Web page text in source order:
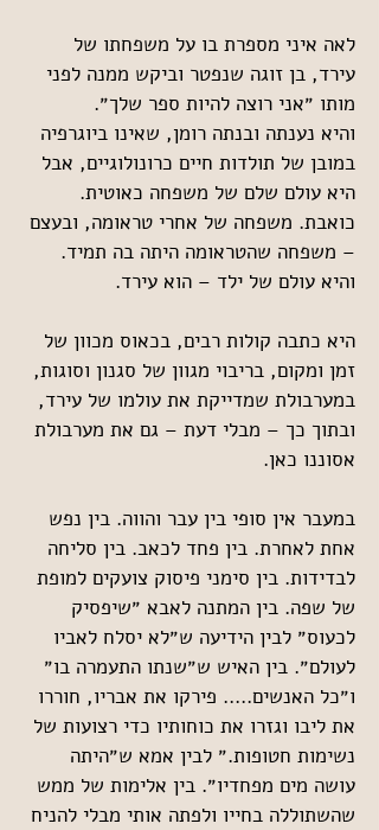
לאה איני מספרת בו על משפחתו של
עירד, בן זוגה שנפטר וביקש ממנה לפני
מותו ״אני רוצה להיות ספר שלך״.
והיא נענתה ובנתה רומן, שאינו ביוגרפיה
במובן של תולדות חיים כרונולוגיים, אבל
היא עולם שלם של משפחה כאוטית.
כואבת. משפחה של אחרי טראומה, ובעצם
– משפחה שהטראומה היתה בה תמיד.
והיא עולם של ילד – הוא עירד.
היא כתבה קולות רבים, בכאוס מכוון של
זמן ומקום, בריבוי מגוון של סגנון וסוגות,
במערבולת שמדייקת את עולמו של עירד,
ובתוך כך – מבלי דעת – גם את מערבולת
אסוננו כאן.
במעבר אין סופי בין עבר והווה. בין נפש
אחת לאחרת. בין פחד לכאב. בין סליחה
לבדידות. בין סימני פיסוק צועקים למופת
של שפה. בין המתנה לאבא ״שיפסיק
לכעוס״ לבין הידיעה ש״לא יסלח לאביו
לעולם״. בין האיש ש״שנתו התעמרה בו״
ו״כל האנשים..... פירקו את אבריו, חוררו
את ליבו וגזרו את כוחותיו כדי רצועות של
נשימות חטופות.״ לבין אמא ש״היתה
עושה מים מפחדיו״. בין אלימות של ממש
שהשתוללה בחייו ולפתה אותי מבלי להניח